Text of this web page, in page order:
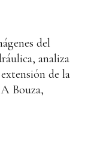
del
analiza
de la
Bouza,